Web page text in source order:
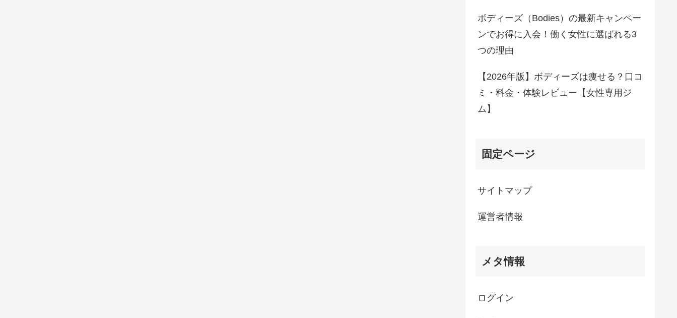
ボディーズ（Bodies）の最新キャンペー
ンでお得に入会！働く女性に選ばれる3
つの理由
【2026年版】ボディーズは痩せる？口コ
ミ・料金・体験レビュー【女性専用ジ
ム】
固定ページ
サイトマップ
運営者情報
メタ情報
ログイン